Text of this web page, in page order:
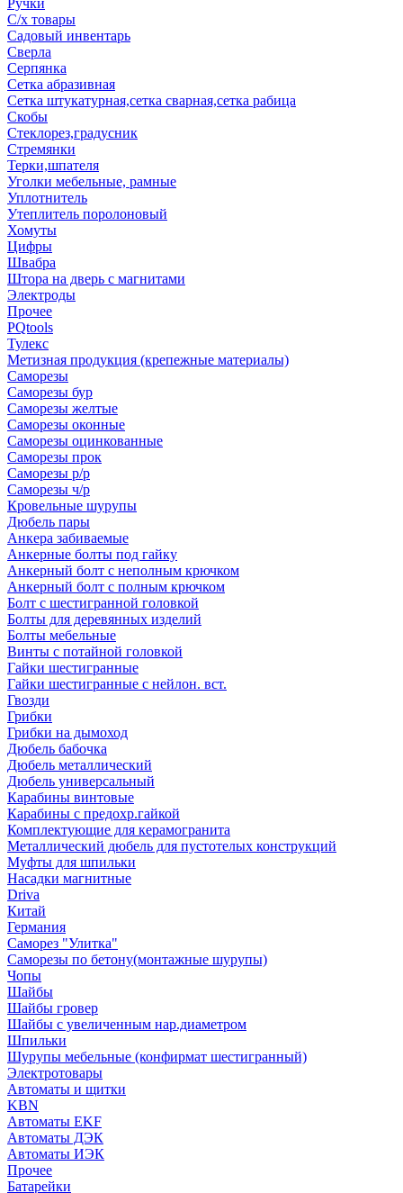
Ручки
С/х товары
Садовый инвентарь
Сверла
Серпянка
Сетка абразивная
Сетка штукатурная,сетка сварная,сетка рабица
Скобы
Стеклорез,градусник
Стремянки
Терки,шпателя
Уголки мебельные, рамные
Уплотнитель
Утеплитель поролоновый
Хомуты
Цифры
Швабра
Штора на дверь с магнитами
Электроды
Прочее
PQtools
Тулекс
Метизная продукция (крепежные материалы)
Саморезы
Саморезы бур
Саморезы желтые
Саморезы оконные
Саморезы оцинкованные
Саморезы прок
Саморезы р/р
Саморезы ч/р
Кровельные шурупы
Дюбель пары
Анкера забиваемые
Анкерные болты под гайку
Анкерный болт с неполным крючком
Анкерный болт с полным крючком
Болт с шестигранной головкой
Болты для деревянных изделий
Болты мебельные
Винты с потайной головкой
Гайки шестигранные
Гайки шестигранные с нейлон. вст.
Гвозди
Грибки
Грибки на дымоход
Дюбель бабочка
Дюбель металлический
Дюбель универсальный
Карабины винтовые
Карабины с предохр.гайкой
Комплектующие для керамогранита
Металлический дюбель для пустотелых конструкций
Муфты для шпильки
Насадки магнитные
Driva
Китай
Германия
Саморез "Улитка"
Саморезы по бетону(монтажные шурупы)
Чопы
Шайбы
Шайбы гровер
Шайбы с увеличенным нар.диаметром
Шпильки
Шурупы мебельные (конфирмат шестигранный)
Электротовары
Автоматы и щитки
KBN
Автоматы EKF
Автоматы ДЭК
Автоматы ИЭК
Прочее
Батарейки